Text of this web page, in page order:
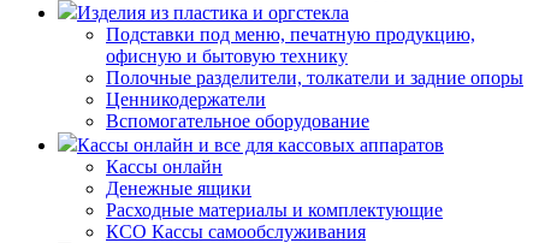
Изделия из пластика и оргстекла
Подставки под меню, печатную продукцию,
офисную и бытовую технику
Полочные разделители, толкатели и задние опоры
Ценникодержатели
Вспомогательное оборудование
Кассы онлайн и все для кассовых аппаратов
Кассы онлайн
Денежные ящики
Расходные материалы и комплектующие
КСО Кассы самообслуживания